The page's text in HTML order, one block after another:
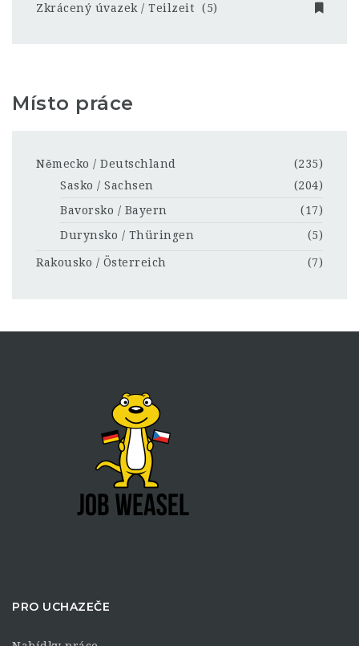
Zkrácený úvazek / Teilzeit
(5)
Místo práce
Německo / Deutschland
(235)
Sasko / Sachsen
(204)
Bavorsko / Bayern
(17)
Durynsko / Thüringen
(5)
Rakousko / Österreich (7)
PRO UCHAZEČE